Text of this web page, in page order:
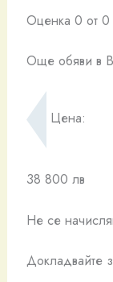
Оценка 0 от 0
Още обяви в
Цена:
38 800 лв
Не се
Докладвайте